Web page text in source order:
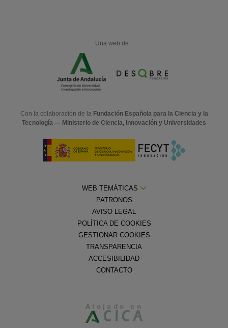
Una web de:
Con la colaboración de la Fundación Española para la Ciencia y la
Tecnología — Ministerio de Ciencia, Innovación y Universidades
WEB TEMÁTICAS
PATRONOS
AVISO LEGAL
POLÍTICA DE COOKIES
GESTIONAR COOKIES
TRANSPARENCIA
ACCESIBILIDAD
CONTACTO